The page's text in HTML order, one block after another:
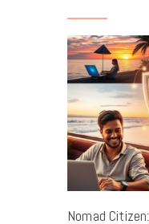
Nomad